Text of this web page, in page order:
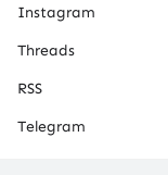
Instagram
Threads
RSS
Telegram